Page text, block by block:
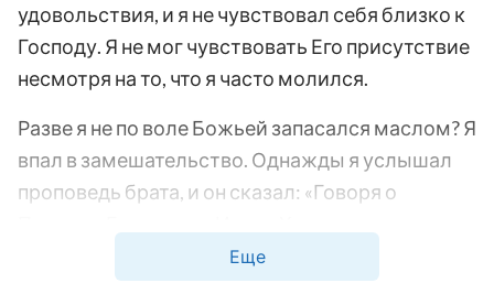
удовольствия, и я не чувствовал себя близко к
Господу. Я не мог чувствовать Его присутствие
несмотря на то, что я часто молился.
Разве я не по воле Божьей запасался маслом? Я
впал в замешательство. Однажды я услышал
проповедь брата, и он сказал: «Говоря о
мудрых дев. В чем их секрет? Почему сказано,
что они мудрые девы? Это прежде всего
Еще